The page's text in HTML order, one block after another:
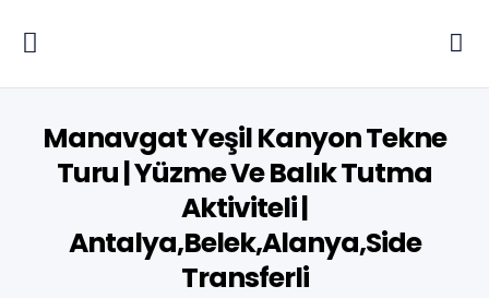
Manavgat Yeşil Kanyon Tekne
Turu | Yüzme Ve Balık Tutma
Aktiviteli |
Antalya,Belek,Alanya,Side
Transferli